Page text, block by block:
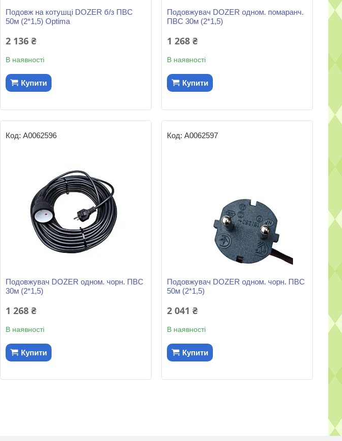
Подовж на котушці DOZER б/з ПВС
50м (2*1,5) Optima
2 136 ₴
В наявності
Купити
Подовжувач DOZER одном. помаранч.
ПВС 30м (2*1,5)
1 268 ₴
В наявності
Купити
А0062596
Подовжувач DOZER одном. чорн. ПВС
30м (2*1,5)
1 268 ₴
В наявності
Купити
А0062597
Подовжувач DOZER одном. чорн. ПВС
50м (2*1,5)
2 041 ₴
В наявності
Купити